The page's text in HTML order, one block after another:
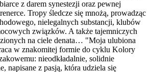
z darem synestezji oraz pewnej
Tropy śledcze się mnożą, prowadząc
nielegalnych substancji, klubów
związków. A także tajemniczych
na ciele denata… "Moja ulubiona
w znakomitej formie do cyklu Kolory
nieodkładalnie, solidnie
napisane z pasją, która udziela się